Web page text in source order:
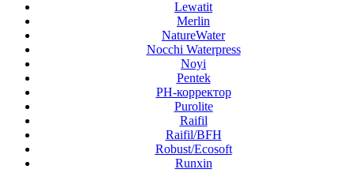
Lewatit
Merlin
NatureWater
Nocchi Waterpress
Noyi
Pentek
PH-корректор
Purolite
Raifil
Raifil/BFH
Robust/Ecosoft
Runxin